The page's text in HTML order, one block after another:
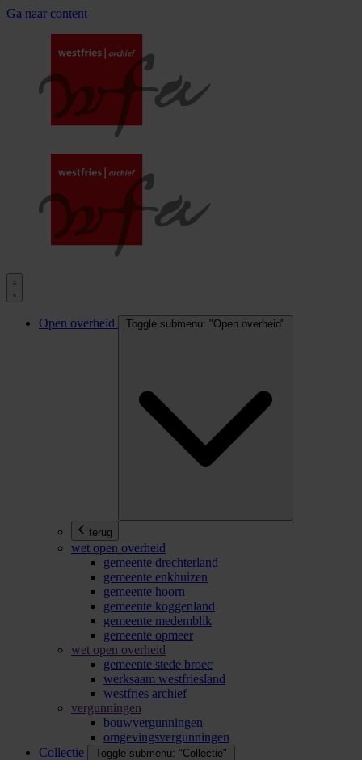
Ga naar content
Open overheid Toggle submenu: "Open overheid"
terug
wet open overheid
gemeente drechterland
gemeente enkhuizen
gemeente hoorn
gemeente koggenland
gemeente medemblik
gemeente opmeer
wet open overheid
gemeente stede broec
werksaam westfriesland
westfries archief
vergunningen
bouwvergunningen
omgevingsvergunningen
Collectie
Toggle submenu: "Collectie"